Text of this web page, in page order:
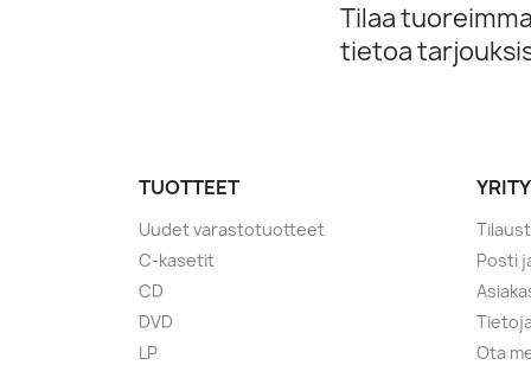
Tilaa
tietoa
TUOTTEET
Uudet varastotuotteet
C-kasetit
CD
DVD
LP
Posti
Ota